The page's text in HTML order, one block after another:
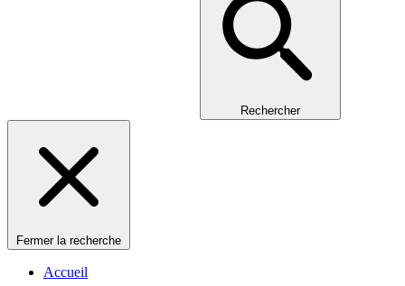
Rechercher
Fermer la recherche
Accueil